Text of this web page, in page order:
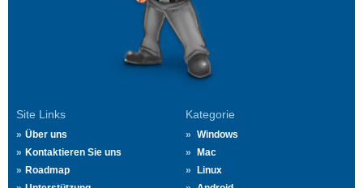
Site Links
Über uns
Kontaktieren Sie uns
Roadmap
Kategorie
Windows
Mac
Linux